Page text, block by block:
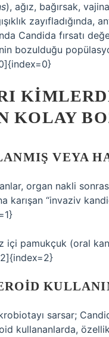
), ağız, bağırsak,
zayıfladığında,
Candida fırsatı
bozulduğu
KOLAY
VEYA
organ nakli
karışan “invaziv
içi pamukçuk (oral
sarsar;
kullananlarda,